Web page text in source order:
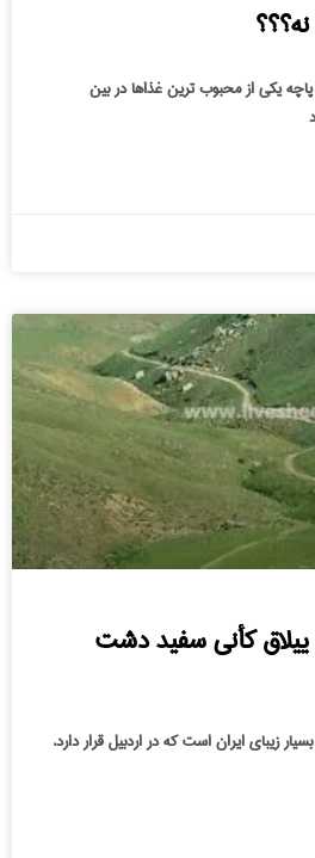
یکی از محبوب ترین غذاها در بین
کأنی سفید دشت
زیبای ایران است که در اردبیل قرار دارد.